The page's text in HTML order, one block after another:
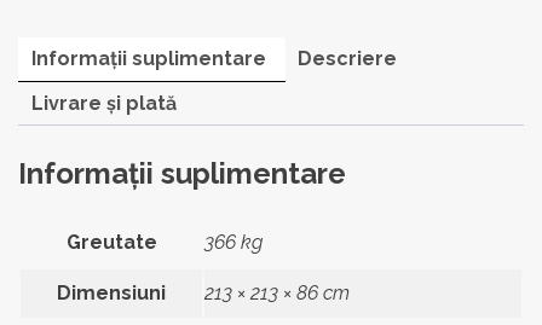
Informații suplimentare
Descriere
Livrare și plată
Informații suplimentare
Greutate 366 kg
Dimensiuni 213 × 213 × 86 cm